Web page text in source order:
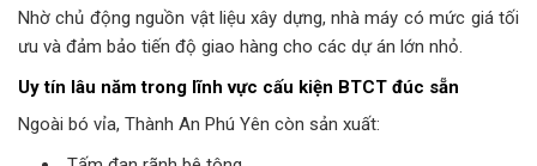
Nhờ chủ động nguồn vật liệu xây dựng, nhà máy có mức giá tối
ưu và đảm bảo tiến độ giao hàng cho các dự án lớn nhỏ.
Uy tín lâu năm trong lĩnh vực cấu kiện BTCT đúc sẵn
Ngoài bó vỉa, Thành An Phú Yên còn sản xuất: